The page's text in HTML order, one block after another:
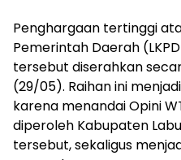
‎Penghargaan tertinggi
Pemerintah Daerah
tersebut diserahkan
(29/05). Raihan ini
karena menandai Opini
diperoleh Kabupaten
tersebut, sekaligus